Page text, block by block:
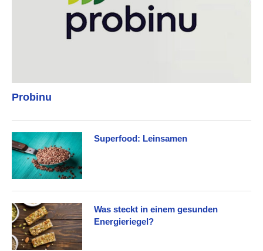
Probinu
Superfood: Leinsamen
Was steckt in einem gesunden
Energieriegel?